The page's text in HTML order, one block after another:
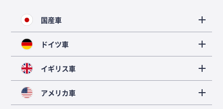
国産車
ドイツ車
イギリス車
アメリカ車